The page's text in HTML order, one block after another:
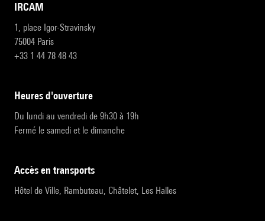
IRCAM
1, place Igor-Stravinsky
75004 Paris
+33 1 44 78 48 43
heures d'ouverture
Du lundi au vendredi de 9h30 à 19h
Fermé le samedi et le dimanche
accès en transports
Hôtel de Ville, Rambuteau, Châtelet, Les Halles